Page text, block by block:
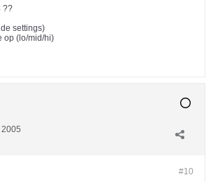
??
settings)
op (lo/mid/hi)
2005
#10